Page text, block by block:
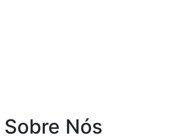
Sobre Nós